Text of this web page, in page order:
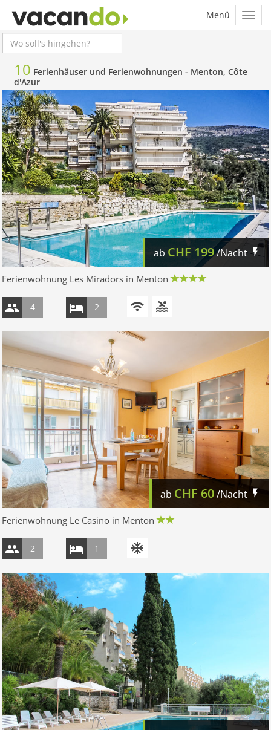
10 Ferienhäuser und Ferienwohnungen - Menton, Côte
d'Azur
ab CHF 199/Nacht
Ferienwohnung Les Miradors in Menton
4 2
ab CHF 60/Nacht
Ferienwohnung Le Casino in Menton
2 1